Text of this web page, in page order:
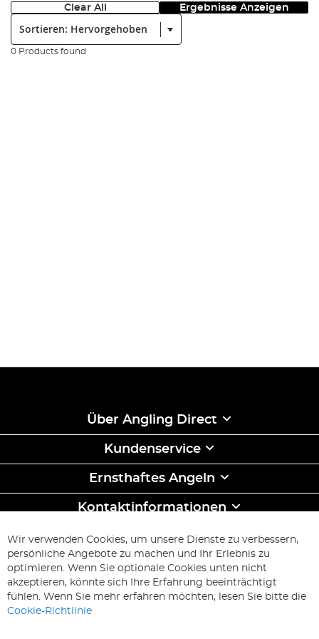
Clear All Ergebnisse Anzeigen
0 Products found
Über Angling Direct
Kundenservice
Ernsthaftes Angeln
Kontaktinformationen
ABONNIEREN & SPAREN
Melden
Sie
unseren
Newsletter
Abonnieren
Wir verwenden Cookies, um unsere Dienste zu verbessern,
persönliche Angebote zu machen und Ihr Erlebnis zu
optimieren. Wenn Sie optionale Cookies unten nicht
akzeptieren, könnte sich Ihre Erfahrung beeinträchtigt
fühlen. Wenn Sie mehr erfahren möchten, lesen Sie bitte die
Cookie-Richtlinie